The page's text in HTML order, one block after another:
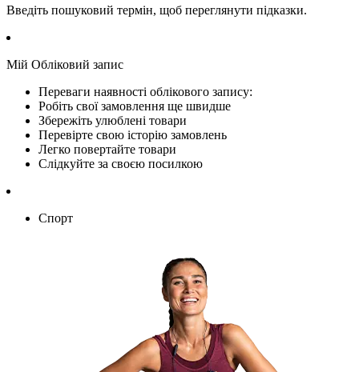
Введіть пошуковий термін, щоб переглянути підказки.
Мій Обліковий запис
Переваги наявності облікового запису:
Робіть свої замовлення ще швидше
Збережіть улюблені товари
Перевірте свою історію замовлень
Легко повертайте товари
Слідкуйте за своєю посилкою
Спорт